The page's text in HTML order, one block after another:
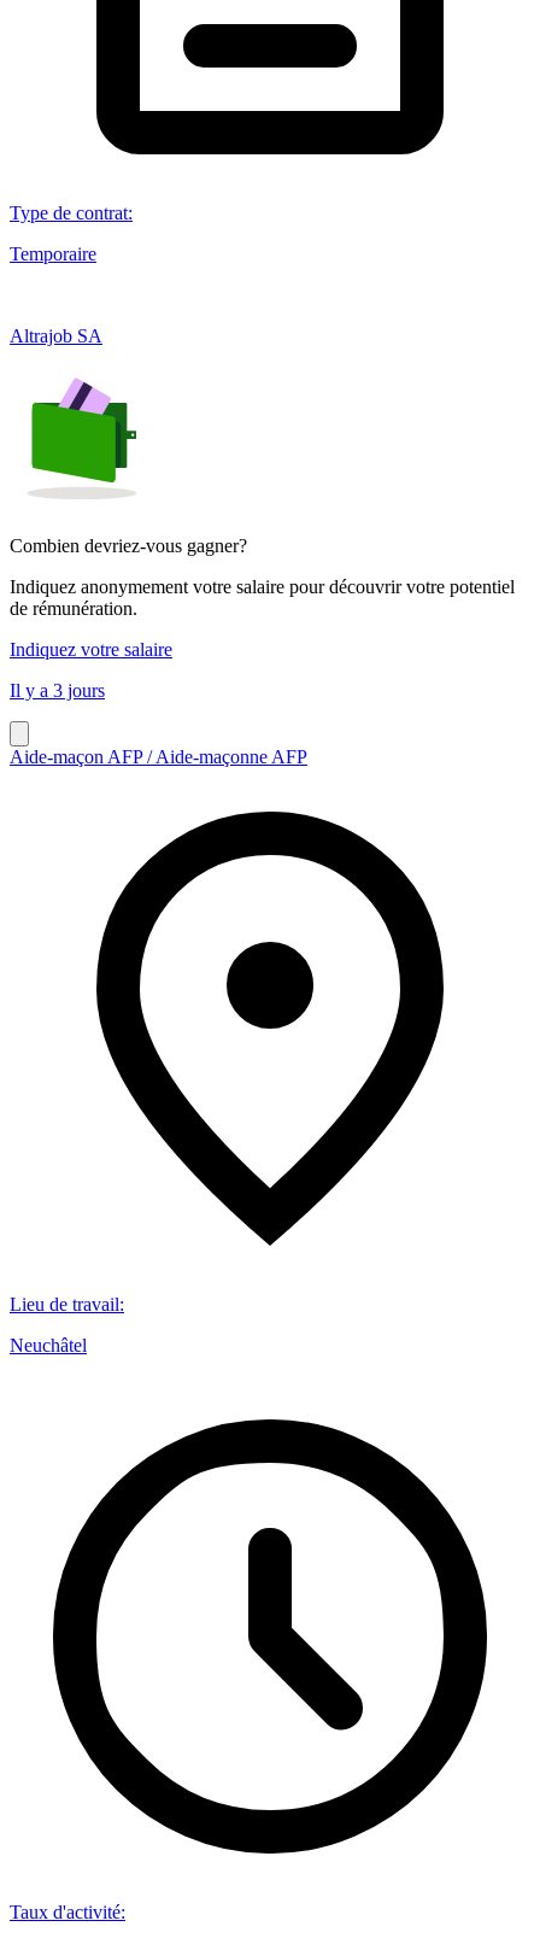
Type de contrat:
Temporaire
Altrajob SA
Combien devriez-vous gagner?
Indiquez anonymement votre salaire pour découvrir votre potentiel
de rémunération.
Indiquez votre salaire
Il y a 3 jours
Aide-maçon AFP / Aide-maçonne AFP
Lieu de travail:
Neuchâtel
Taux d'activité: